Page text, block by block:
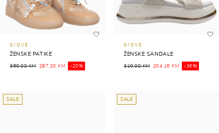
GIOVE
ŽENSKE PATIKE
359,00 KM 287,20 KM -20%
GIOVE
ŽENSKE SANDALE
319,00 KM 204,16 KM -36%
SALE SALE